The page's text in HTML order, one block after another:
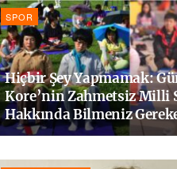
SPOR
Hiçbir Şey Yapmamak:
Kore’nin Zahmetsiz Milli
Hakkında Bilmeniz